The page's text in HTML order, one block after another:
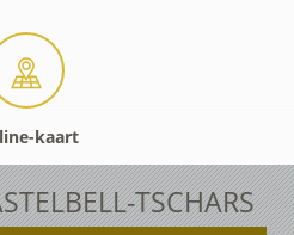
kaart
TSCHARS